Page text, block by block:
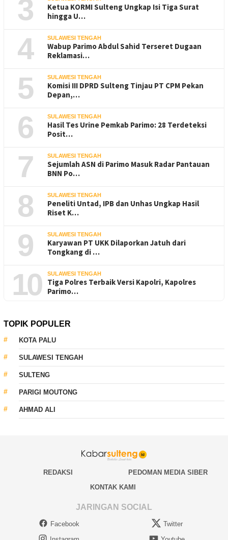
3
Ketua KORMI Sulteng Ungkap Isi Tiga Surat
hingga U…
4 SULAWESI TENGAH
Wabup Parimo Abdul Sahid Terseret Dugaan
Reklamasi…
5 SULAWESI TENGAH
Komisi III DPRD Sulteng Tinjau PT CPM Pekan
Depan,…
6 SULAWESI TENGAH
Hasil Tes Urine Pemkab Parimo: 28 Terdeteksi
Posit…
7 SULAWESI TENGAH
Sejumlah ASN di Parimo Masuk Radar Pantauan
BNN Po…
8 SULAWESI TENGAH
Peneliti Untad, IPB dan Unhas Ungkap Hasil
Riset K…
9 SULAWESI TENGAH
Karyawan PT UKK Dilaporkan Jatuh dari
Tongkang di …
10 SULAWESI TENGAH
Tiga Polres Terbaik Versi Kapolri, Kapolres
Parimo…
TOPIK POPULER
KOTA PALU
SULAWESI TENGAH
SULTENG
PARIGI MOUTONG
AHMAD ALI
REDAKSI
PEDOMAN MEDIA SIBER
KONTAK KAMI
JARINGAN SOCIAL
Facebook
Twitter